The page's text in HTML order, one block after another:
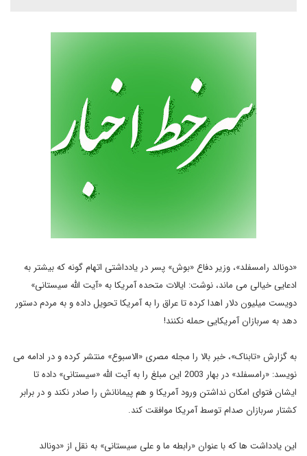
«دونالد رامسفلد»، وزير دفاع «بوش» پسر در يادداشتى اتهام گونه که بیشتر به
ادعایی خیالی می ماند، نوشت: ايالات متحده آمريکا به «آيت الله سيستانى»
دویست ميليون دلار اهدا کرده تا عراق را به آمريکا تحويل داده و به مردم دستور
دهد به سربازان آمريکايى حمله نکنند!
به گزارش «تابناک»، خبر بالا را مجله مصری «الاسبوع» منتشر کرده و در ادامه می
نویسد: «رامسفلد» در بهار 2003 اين مبلغ را به آيت الله «سیستانی» داده تا
ايشان فتواى امکان نداشتن ورود آمريکا و هم پيمانانش را صادر نکند و در برابر
کشتار سربازان صدام توسط آمريکا موافقت کند.
اين يادداشت ها که با عنوان «رابطه ما و على سيستانى» به نقل از «دونالد